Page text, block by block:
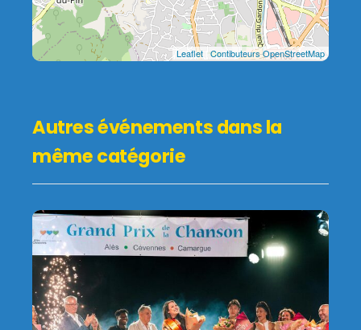
Leaflet |Contibuteurs OpenStreetMap
Autres événements dans la
même catégorie